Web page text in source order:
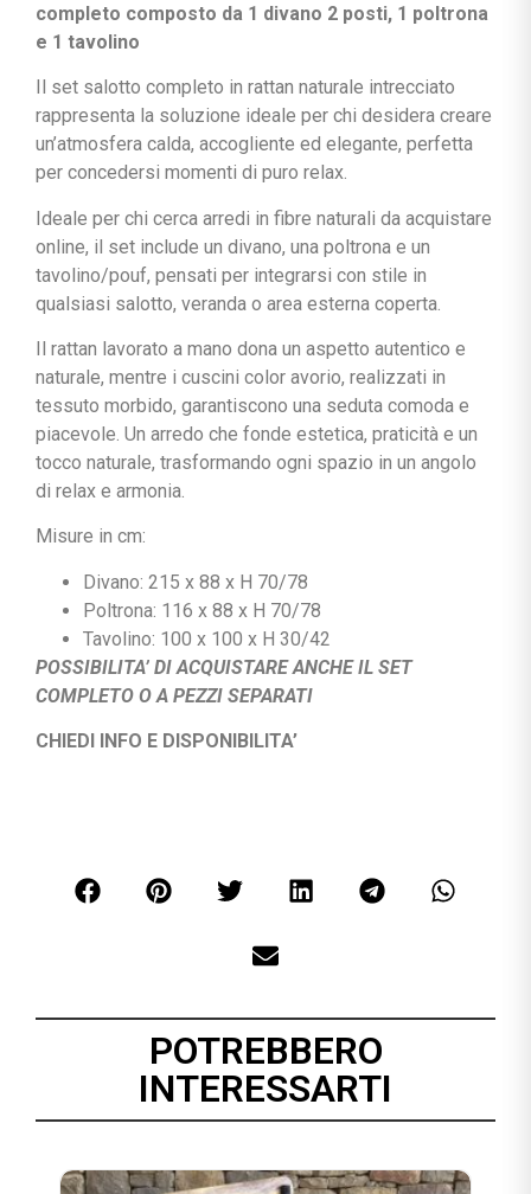
completo composto da 1 divano 2 posti, 1 poltrona
e 1 tavolino
Il set salotto completo in rattan naturale intrecciato
rappresenta la soluzione ideale per chi desidera creare
un’atmosfera calda, accogliente ed elegante, perfetta
per concedersi momenti di puro relax.
Ideale per chi cerca arredi in fibre naturali da acquistare
online, il set include un divano, una poltrona e un
tavolino/pouf, pensati per integrarsi con stile in
qualsiasi salotto, veranda o area esterna coperta.
Il rattan lavorato a mano dona un aspetto autentico e
naturale, mentre i cuscini color avorio, realizzati in
tessuto morbido, garantiscono una seduta comoda e
piacevole. Un arredo che fonde estetica, praticità e un
tocco naturale, trasformando ogni spazio in un angolo
di relax e armonia.
Misure in cm:
Divano: 215 x 88 x H 70/78
Poltrona: 116 x 88 x H 70/78
Tavolino: 100 x 100 x H 30/42
POSSIBILITA’ DI ACQUISTARE ANCHE IL SET
COMPLETO O A PEZZI SEPARATI
CHIEDI INFO E DISPONIBILITA’
POTREBBERO
INTERESSARTI